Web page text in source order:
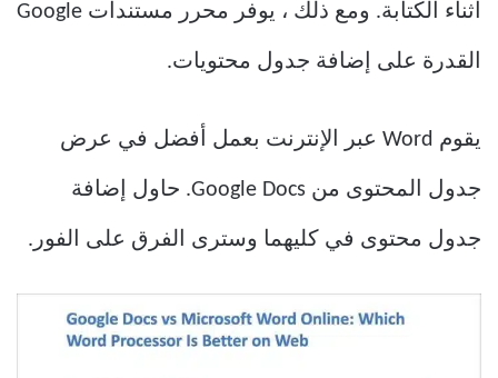
أثناء الكتابة. ومع ذلك ، يوفر محرر مستندات Google
القدرة على إضافة جدول محتويات.
يقوم Word عبر الإنترنت بعمل أفضل في عرض
جدول المحتوى من Google Docs. حاول إضافة
جدول محتوى في كليهما وسترى الفرق على الفور.